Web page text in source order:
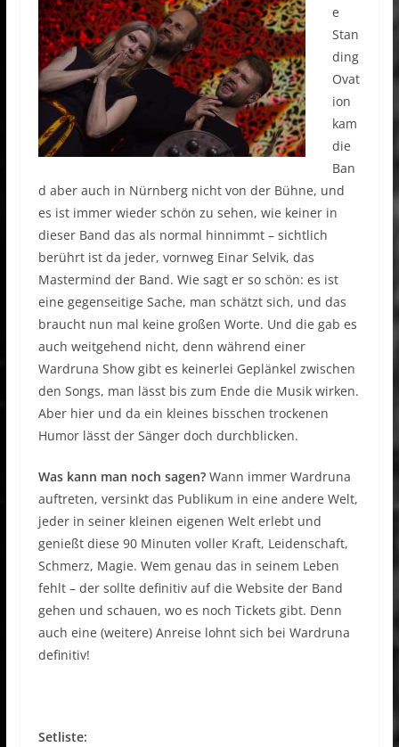
e
Stan
ding
Ovat
ion
kam
die
Ban
d aber auch in Nürnberg nicht von der Bühne, und
es ist immer wieder schön zu sehen, wie keiner in
dieser Band das als normal hinnimmt – sichtlich
berührt ist da jeder, vornweg Einar Selvik, das
Mastermind der Band. Wie sagt er so schön: es ist
eine gegenseitige Sache, man schätzt sich, und das
braucht nun mal keine großen Worte. Und die gab es
auch weitgehend nicht, denn während einer
Wardruna Show gibt es keinerlei Geplänkel zwischen
den Songs, man lässt bis zum Ende die Musik wirken.
Aber hier und da ein kleines bisschen trockenen
Humor lässt der Sänger doch durchblicken.
Was kann man noch sagen?Wann immer Wardruna
auftreten, versinkt das Publikum in eine andere Welt,
jeder in seiner kleinen eigenen Welt erlebt und
genießt diese 90 Minuten voller Kraft, Leidenschaft,
Schmerz, Magie. Wem genau das in seinem Leben
fehlt – der sollte definitiv auf die Website der Band
gehen und schauen, wo es noch Tickets gibt. Denn
auch eine (weitere) Anreise lohnt sich bei Wardruna
definitiv!
Setliste: